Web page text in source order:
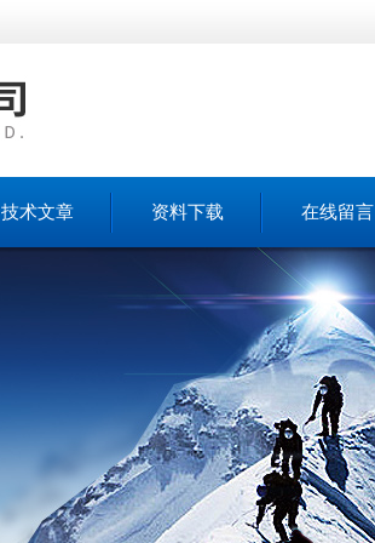
技术文章 资料下载 在线留言